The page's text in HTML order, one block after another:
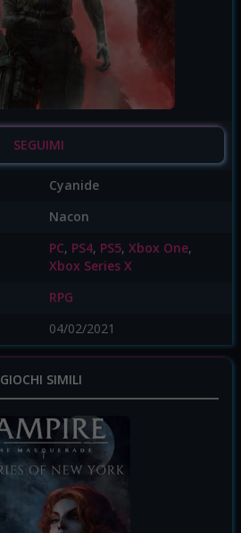
SEGUIMI
Cyanide
Nacon
PC, PS4, PS5, Xbox One,
Xbox Series X
RPG
04/02/2021
GIOCHI SIMILI